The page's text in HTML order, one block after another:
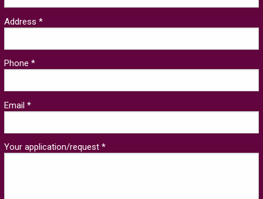
Address *
Phone *
Email *
Your application/request *